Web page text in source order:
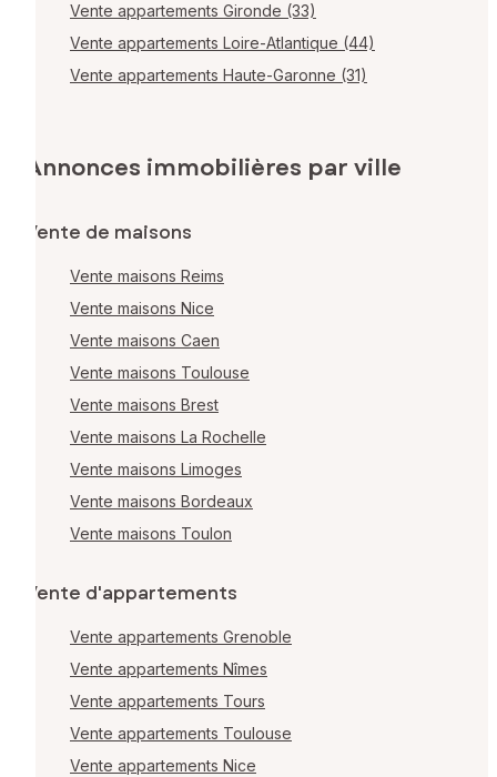
Vente appartements Gironde (33)
Vente appartements Loire-Atlantique (44)
Vente appartements Haute-Garonne (31)
Annonces immobilières par ville
Vente de maisons
Vente maisons Reims
Vente maisons Nice
Vente maisons Caen
Vente maisons Toulouse
Vente maisons Brest
Vente maisons La Rochelle
Vente maisons Limoges
Vente maisons Bordeaux
Vente maisons Toulon
Vente d'appartements
Vente appartements Grenoble
Vente appartements Nîmes
Vente appartements Tours
Vente appartements Toulouse
Vente appartements Nice